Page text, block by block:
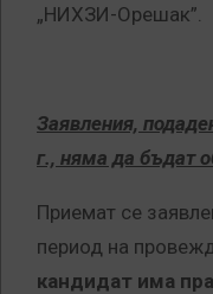
„НИХЗИ-Орешак”.
Заявления,
г., няма да бъдат
Приемат се
период на
кандидат има